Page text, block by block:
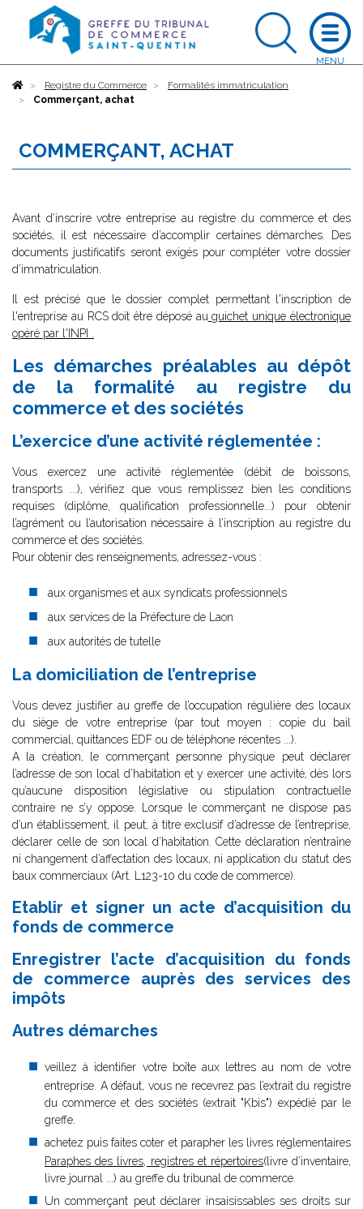
AccueilRegistre du Commerce
Formalités immatriculation
Commerçant, achat
COMMERÇANT, ACHAT
Avant d’inscrire votre entreprise au registre du commerce et des
sociétés, il est nécessaire d’accomplir certaines démarches. Des
documents justificatifs seront exigés pour compléter votre dossier
d’immatriculation.
Il est précisé que le dossier complet permettant l'inscription de
l'entreprise au RCS doit être déposé au guichet unique électronique
opéré par l'INPI
Les démarches préalables au dépôt
de la formalité au registre du
commerce et des sociétés
L’exercice d’une activité réglementée :
Vous exercez une activité réglementée (débit de boissons,
transports ...), vérifiez que vous remplissez bien les conditions
requises (diplôme, qualification professionnelle...) pour obtenir
l’agrément ou l’autorisation nécessaire à l’inscription au registre du
commerce et des sociétés.
Pour obtenir des renseignements, adressez-vous :
aux organismes et aux syndicats professionnels
aux services de la Préfecture de Laon
aux autorités de tutelle
La domiciliation de l’entreprise
Vous devez justifier au greffe de l’occupation régulière des locaux
du siège de votre entreprise (par tout moyen : copie du bail
commercial, quittances EDF ou de téléphone récentes ...).
A la création, le commerçant personne physique peut déclarer
l’adresse de son local d’habitation et y exercer une activité, dès lors
qu’aucune disposition législative ou stipulation contractuelle
contraire ne s’y oppose. Lorsque le commerçant ne dispose pas
d’un établissement, il peut, à titre exclusif d’adresse de l’entreprise,
déclarer celle de son local d’habitation. Cette déclaration n’entraîne
ni changement d’affectation des locaux, ni application du statut des
baux commerciaux (Art. L123-10 du code de commerce).
Etablir et signer un acte d’acquisition du
fonds de commerce
Enregistrer l’acte d’acquisition du fonds
de commerce auprès des services des
impôts
Autres démarches
veillez à identifier votre boîte aux lettres au nom de votre
entreprise. A défaut, vous ne recevrez pas l’extrait du registre
du commerce et des sociétés (extrait "Kbis") expédié par le
greffe.
achetez puis faites coter et parapher les livres réglementaires
Paraphes des livres, registres et répertoires(livre d’inventaire,
livre journal ...) au greffe du tribunal de commerce.
Un commerçant peut déclarer insaisissables ses droits sur